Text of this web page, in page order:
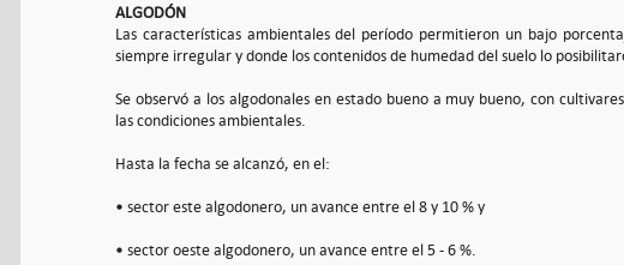
ALGODÓN
Las características ambientales del período permitieron un bajo
siempre irregular y donde los contenidos de humedad del suelo lo
Se observó a los algodonales en estado bueno a muy bueno, con
las condiciones ambientales.
Hasta la fecha se alcanzó, en el:
• sector este algodonero, un avance entre el 8 y 10 % y
• sector oeste algodonero, un avance entre el 5 - 6 %.